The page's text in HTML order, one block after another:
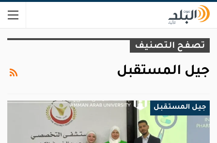
تصفح التصنيف
جيل المستقبل
جيل المستقبل